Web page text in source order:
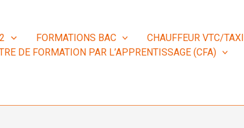
FORMATIONS BAC
CHAUFFEUR VTC/TAXI
DE FORMATION PAR L’APPRENTISSAGE (CFA)